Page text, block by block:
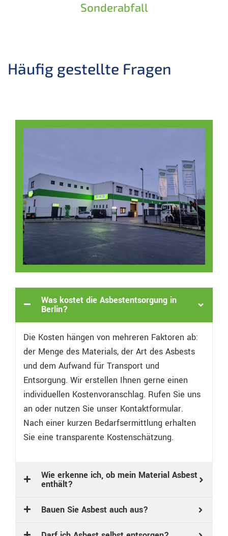
Sonderabfall
Häufig gestellte Fragen
Was kostet die Asbestentsorgung in
Berlin?
Die Kosten hängen von mehreren Faktoren ab:
der Menge des Materials, der Art des Asbests
und dem Aufwand für Transport und
Entsorgung. Wir erstellen Ihnen gerne einen
individuellen Kostenvoranschlag. Rufen Sie uns
an oder nutzen Sie unser Kontaktformular.
Nach einer kurzen Bedarfsermittlung erhalten
Sie eine transparente Kostenschätzung.
Wie erkenne ich, ob mein Material Asbest
enthält?
Bauen Sie Asbest auch aus?